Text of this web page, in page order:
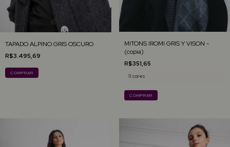
TAPADO ALPINO GRIS OSCURO
R$3.495,69
COMPRAR
MITONS IROMI GRIS Y VISON -
(copia)
R$351,65
11 cores
COMPRAR